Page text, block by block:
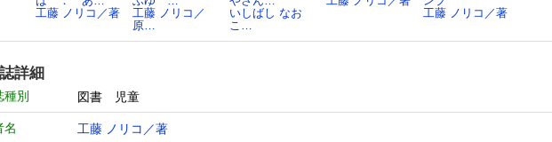
工藤 ノリコ／著
工藤 ノリコ／
原…
いしばし なお
こ…
工藤 ノリコ／著
詳細
種別 図書 児童
名 工藤 ノリコ／著